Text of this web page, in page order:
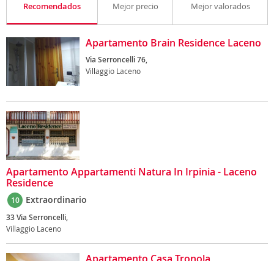
Recomendados Mejor precio Mejor valorados
Apartamento Brain Residence Laceno
Via Serroncelli 76,
Villaggio Laceno
Apartamento Appartamenti Natura In Irpinia - Laceno
Residence
10 Extraordinario
33 Via Serroncelli,
Villaggio Laceno